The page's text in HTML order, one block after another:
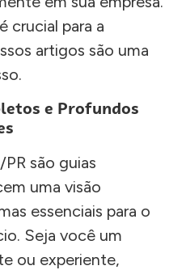
crucial para a
artigos são uma
e Profundos
são guias
uma visão
essenciais para o
Seja você um
ou experiente,